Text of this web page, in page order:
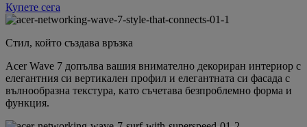
Купете сега
Стил, който създава връзка
Acer Wave 7 допълва вашия внимателно декориран интериор с
елегантния си вертикален профил и елегантната си фасада с
вълнообразна текстура, като съчетава безпроблемно форма и
функция.